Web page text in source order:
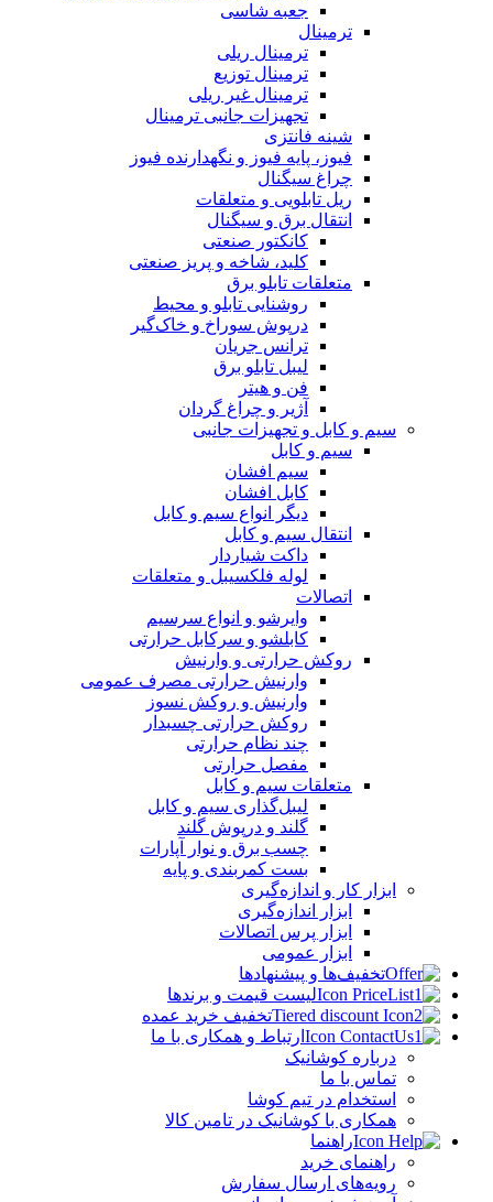
جعبه شاسی
ترمینال
ترمینال ریلی
ترمینال توزیع
ترمینال غیر ریلی
تجهیزات جانبی ترمینال
شینه فانتزی
فیوز، پایه فیوز و نگهدارنده فیوز
چراغ سیگنال
ریل تابلویی و متعلقات
انتقال برق و سیگنال
کانکتور صنعتی
کلید، شاخه و پریز صنعتی
متعلقات تابلو برق
روشنایی تابلو و محیط
درپوش سوراخ و خاک‌گیر
ترانس جریان
لیبل تابلو برق
فن و هیتر
آژیر و چراغ گردان
سیم و کابل و تجهیزات جانبی
سیم و کابل
سیم افشان
کابل افشان
دیگر انواع سیم و کابل
انتقال سیم و کابل
داکت شیاردار
لوله فلکسیبل و متعلقات
اتصالات
وایرشو و انواع سرسیم
کابلشو و سرکابل حرارتی
روکش حرارتی و وارنیش
وارنیش حرارتی مصرف عمومی
وارنیش و روکش نسوز
روکش حرارتی چسبدار
چند نظام حرارتی
مفصل حرارتی
متعلقات سیم و کابل
لیبل‌گذاری سیم و کابل
گلند و درپوش گلند
چسب برق و نوار آپارات
بست کمربندی و پایه
ابزار کار و اندازه‌گیری
ابزار اندازه‌گیری
ابزار پرس اتصالات
ابزار عمومی
تخفیف‌ها و پیشنهادها
لیست قیمت و برندها
تخفیف خرید عمده
ارتباط و همکاری با ما
درباره کوشانیک
تماس با ما
استخدام در تیم کوشا
همکاری با کوشانیک در تامین کالا
راهنما
راهنمای خرید
رویه‌های ارسال سفارش